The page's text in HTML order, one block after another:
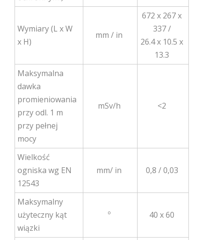
Wymiary (L x W
x H)
mm / in
672 x 267 x
337 /
26.4 x 10.5 x
13.3
Maksymalna
dawka
promieniowania
przy odl. 1 m
przy pełnej
mocy
mSv/h <2
Wielkość
ogniska wg EN
12543
mm/ in 0,8 / 0,03
Maksymalny
użyteczny kąt
wiązki
º 40 x 60